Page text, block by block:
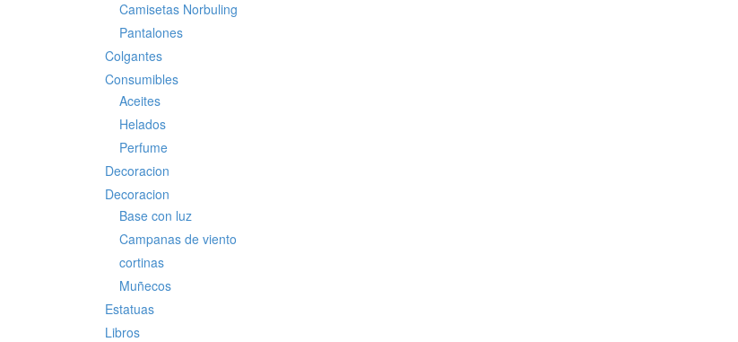
Camisetas Norbuling
Pantalones
Colgantes
Consumibles
Aceites
Helados
Perfume
Decoracion
Decoracion
Base con luz
Campanas de viento
cortinas
Muñecos
Estatuas
Libros